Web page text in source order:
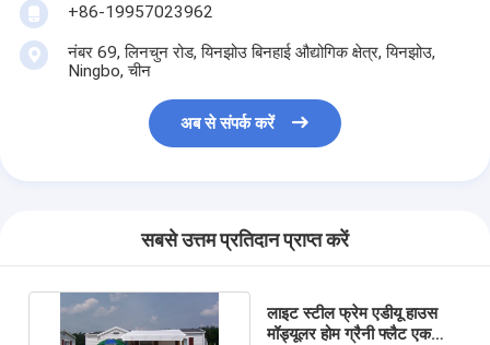
+86-19957023962
नंबर 69, लिनचुन रोड, यिनझोउ बिनहाई औद्योगिक क्षेत्र, यिनझोउ,
Ningbo, चीन
अब से संपर्क करें
सबसे उत्तम प्रतिदान प्राप्त करें
लाइट स्टील फ्रेम एडीयू हाउस
मॉड्यूलर होम ग्रैनी फ्लैट एक